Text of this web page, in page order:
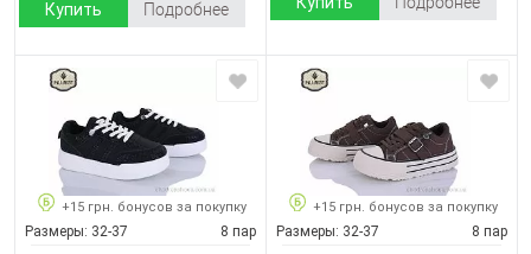
Купить Подробнее
+15 грн. бонусов за покупку
Размеры: 32-37 8 пар
+15 грн. бонусов за покупку
Размеры: 32-37 8 пар